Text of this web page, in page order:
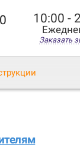
10:00 -
Заказать